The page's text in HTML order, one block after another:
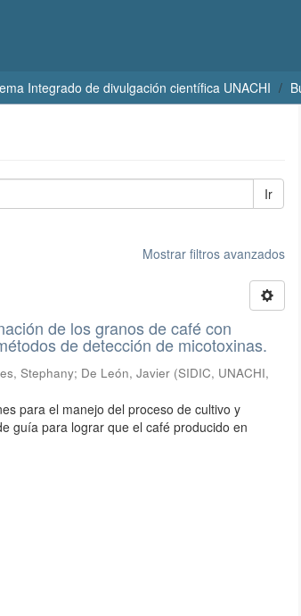
Integrado de divulgación científica UNACHI
Ir
Mostrar filtros avanzados
de los granos de café con
de detección de micotoxinas.
Stephany; De León, Javier (SIDIC, UNACHI,
para el manejo del proceso de cultivo y
guía para lograr que el café producido en